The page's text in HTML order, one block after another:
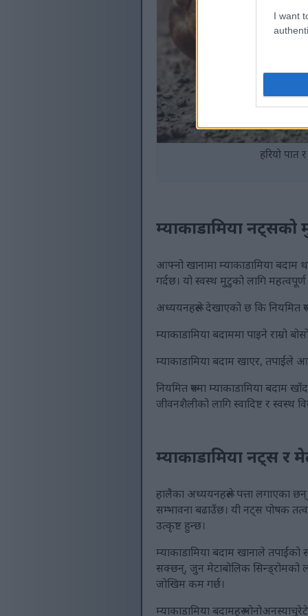
I want
हरियो पात
म्याकाडामिया नट्सको
आफ्नो खानामा म्याकाडामिया बदाम
गर्दछ। यो स्वस्थ मुटुको लागि
अध्ययनहरूले देखाएको छ कि नियमित
म्याकाडामिया बदाममा पाइने राम्रो
म्याकाडामिया बदाम खाएर, तपाईंले
नियमित रूपमा म्याकाडामिया बदाम
जीवनशैलीको लागि स्वादिष्ट र स्वस्थ
म्याकाडामिया नट्स र
हालैका अध्ययनहरूले पत्ता लगाएका
सम्भावना बढाउँछ। यी नट्स पोषक
उत्कृष्ट हुन्छ।
म्याकाडामिया बदाम खानाले
सक्छन्, जुन मेटाबोलिक सिन्ड्रोमको
जोखिम कम गर्छ।
म्याकाडामिया बदामहरू